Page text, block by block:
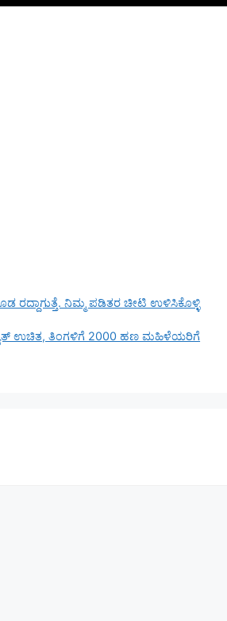
ರದ್ದಾಗುತ್ತೆ. ನಿಮ್ಮ ಪಡಿತರ ಚೀಟಿ ಉಳಿಸಿಕೊಳ್ಳಿ
ಉಚಿತ, ತಿಂಗಳಿಗೆ 2000 ಹಣ ಮಹಿಳೆಯರಿಗೆ